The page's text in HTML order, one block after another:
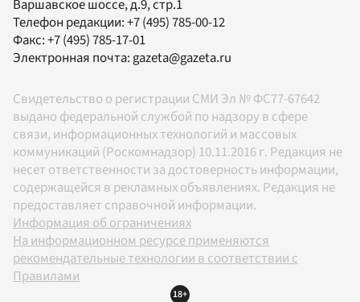
Варшавское шоссе, д.9, стр.1
Телефон редакции:+7 (495) 785-00-12
Факс:+7 (495) 785-17-01
Электронная почта:gazeta@gazeta.ru
Свидетельство о регистрации СМИ Эл № ФС77-67642
выдано федеральной службой по надзору в сфере
связи, информационных технологий и массовых
коммуникаций (Роскомнадзор) 10.11.2016 г. Редакция не
несет ответственности за достоверность информации,
содержащейся в рекламных объявлениях. Редакция не
предоставляет справочной информации.
Информация об ограничениях
На информационном ресурсе применяются
рекомендательные технологии в соответствии с
Правилами
18+